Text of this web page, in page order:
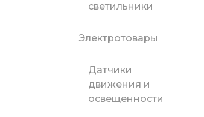
светильники
Электротовары
Датчики
движения и
освещенности